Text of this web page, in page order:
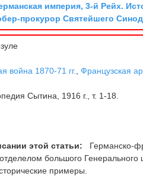
империя, 3-й Рейх.
прокурор Святейшего
война 1870-71 гг. ,Французская
Сытина, 1916 г., т. 1-18.
этой статьи:
Германско-
большого Генерального
примеры.